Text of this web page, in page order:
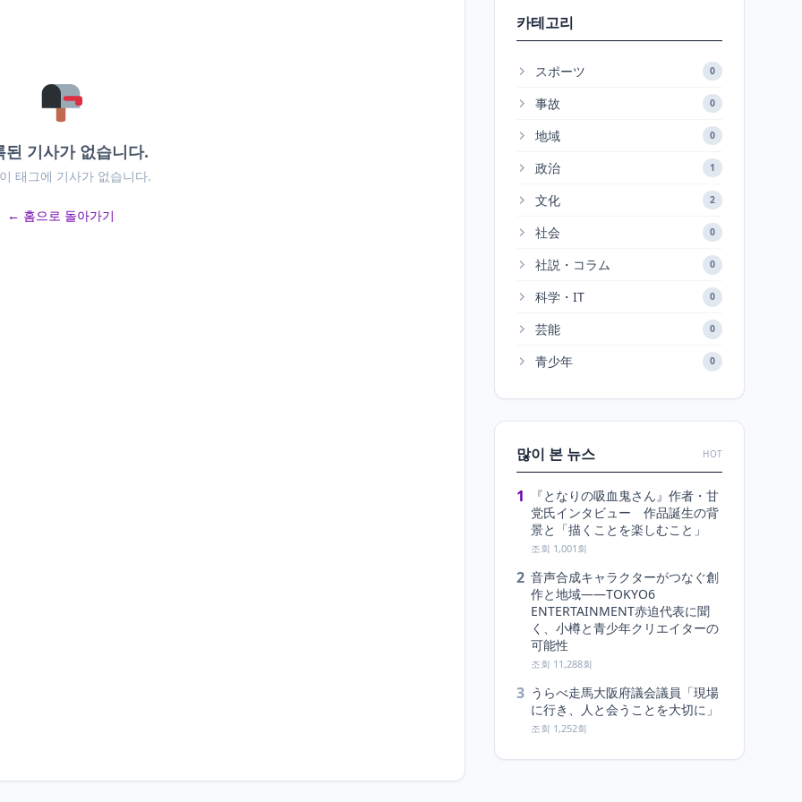
된 기사가 없습니다.
태그에 기사가 없습니다.
← 홈으로 돌아가기
카테고리
スポーツ 0
事故 0
地域 0
政治 1
文化 2
社会 0
社説・コラム 0
科学・IT 0
芸能 0
青少年 0
많이 본 뉴스 HOT
1
『となりの吸血鬼さん』作者・甘
党氏インタビュー 作品誕生の背
景と「描くことを楽しむこと」
조회 1,001회
2 音声合成キャラクターがつなぐ創
作と地域――TOKYO6
ENTERTAINMENT赤迫代表に聞
く、小樽と青少年クリエイターの
可能性
조회 11,288회
3 うらべ走馬大阪府議会議員「現場
に行き、人と会うことを大切に」
조회 1,252회